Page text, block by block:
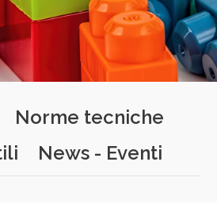
Norme tecniche
News - Eventi